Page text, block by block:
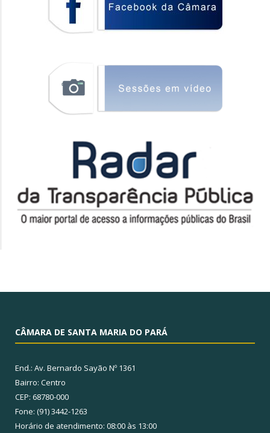
CÂMARA DE SANTA MARIA DO PARÁ
End.: Av. Bernardo Sayão Nº 1361
Bairro: Centro
CEP: 68780-000
Fone: (91) 3442-1263
Horário de atendimento: 08:00 às 13:00